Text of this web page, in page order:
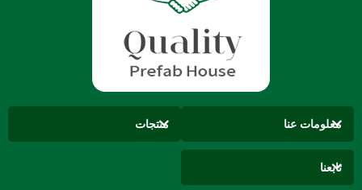
معلومات عنا منتجات
تابعنا